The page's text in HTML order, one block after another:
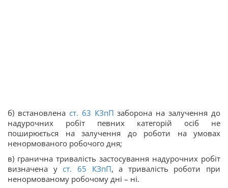
б) встановлена ст. 63 КЗпП заборона на залучення до
надурочних робіт певних категорій осіб не
поширюється на залучення до роботи на умовах
ненормованого робочого дня;
в) гранична тривалість застосування надурочних робіт
визначена уст. 65 КЗпП, а тривалість роботи при
ненормованому робочому дні – ні.